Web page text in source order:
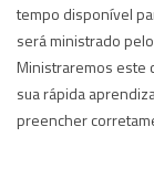
tempo disponível
será ministrado
Ministraremos este
sua rápida
preencher